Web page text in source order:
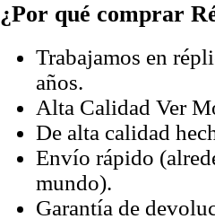
¿Por qué comprar
Trabajamos en
años.
Alta Calidad Ver
De alta calidad
Envío rápido
mundo).
Garantía de